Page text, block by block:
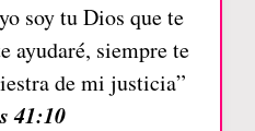
soy tu Dios que te
ayudaré, siempre te
de mi justicia”
41:10